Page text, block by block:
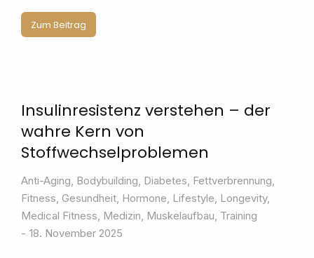
Zum Beitrag
Insulinresistenz verstehen – der
wahre Kern von
Stoffwechselproblemen
Anti-Aging, Bodybuilding, Diabetes, Fettverbrennung,
Fitness, Gesundheit, Hormone, Lifestyle, Longevity,
Medical Fitness, Medizin, Muskelaufbau, Training
18. November 2025